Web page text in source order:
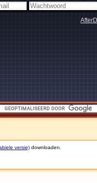
versie) downloaden.